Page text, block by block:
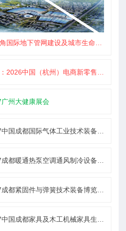
际地下管网建设及城市生命安全线展览会
2026中国（杭州）电商新零售品牌博览会
广州大健康展会
成都国际气体工业技术装备博览会6月18日举办
暖通热泵空调通风制冷设备博览会6月18举办
都紧固件与弹簧技术装备博览会6月18举办
成都家具及木工机械家具生产设备博览会6月18举办